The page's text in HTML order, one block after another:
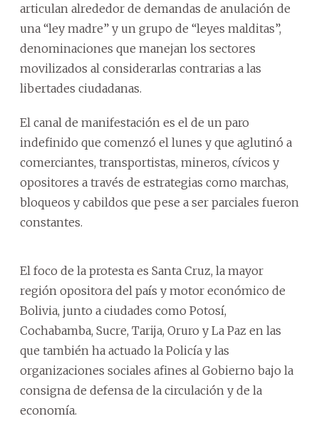
articulan alrededor de demandas de anulación de
una “ley madre” y un grupo de “leyes malditas”,
denominaciones que manejan los sectores
movilizados al considerarlas contrarias a las
libertades ciudadanas.
El canal de manifestación es el de un paro
indefinido que comenzó el lunes y que aglutinó a
comerciantes, transportistas, mineros, cívicos y
opositores a través de estrategias como marchas,
bloqueos y cabildos que pese a ser parciales fueron
constantes.
El foco de la protesta es Santa Cruz, la mayor
región opositora del país y motor económico de
Bolivia, junto a ciudades como Potosí,
Cochabamba, Sucre, Tarija, Oruro y La Paz en las
que también ha actuado la Policía y las
organizaciones sociales afines al Gobierno bajo la
consigna de defensa de la circulación y de la
economía.